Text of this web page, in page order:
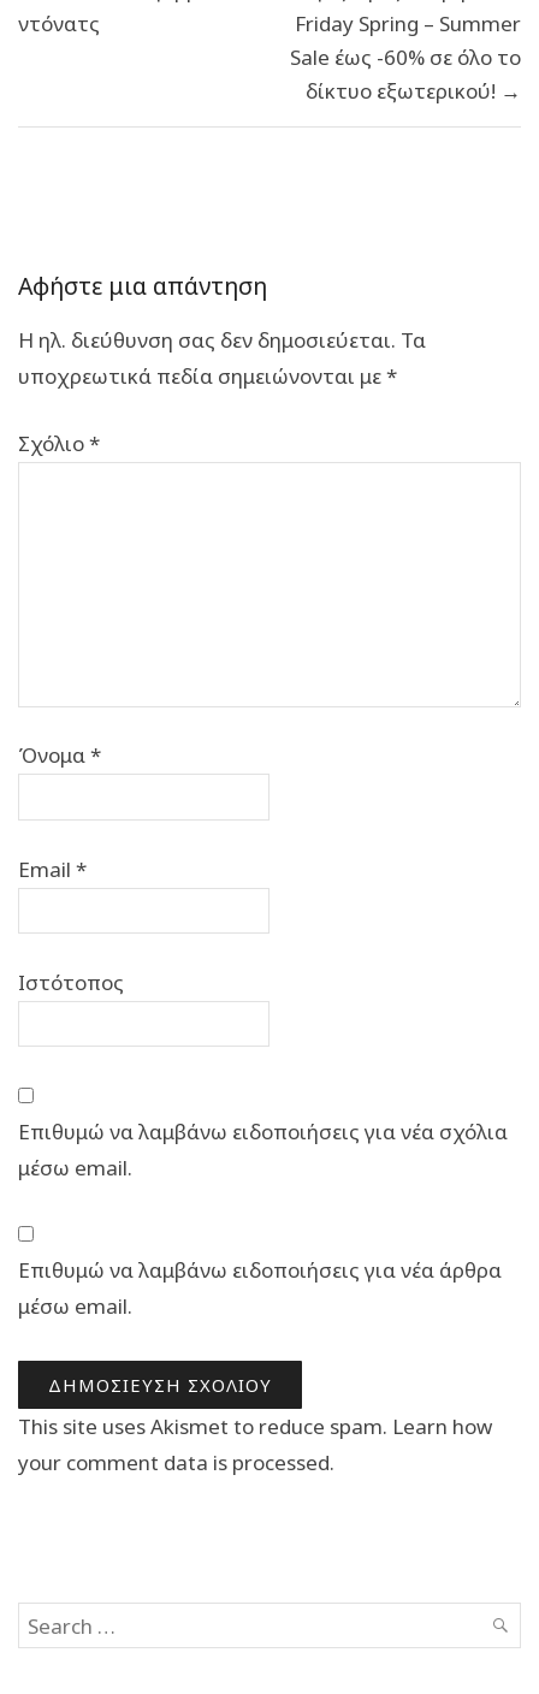
ντόνατς
Friday Spring – Summer
Sale έως -60% σε όλο το
δίκτυο εξωτερικού! →
Αφήστε μια απάντηση
Η ηλ. διεύθυνση σας δεν δημοσιεύεται. Τα
υποχρεωτικά πεδία σημειώνονται με*
Σχόλιο*
Όνομα*
Email *
Ιστότοπος
Επιθυμώ να λαμβάνω ειδοποιήσεις για νέα σχόλια
μέσω email.
Επιθυμώ να λαμβάνω ειδοποιήσεις για νέα άρθρα
μέσω email.
This site uses Akismet to reduce spam. Learn how
your comment data is processed.
Search
for: